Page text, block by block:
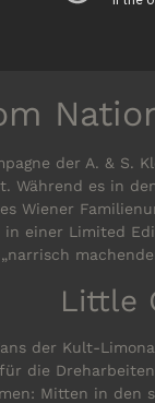
der A. & S.
es in
Wiener
in einer Limited
Little
der Kult-
die
Mitten in